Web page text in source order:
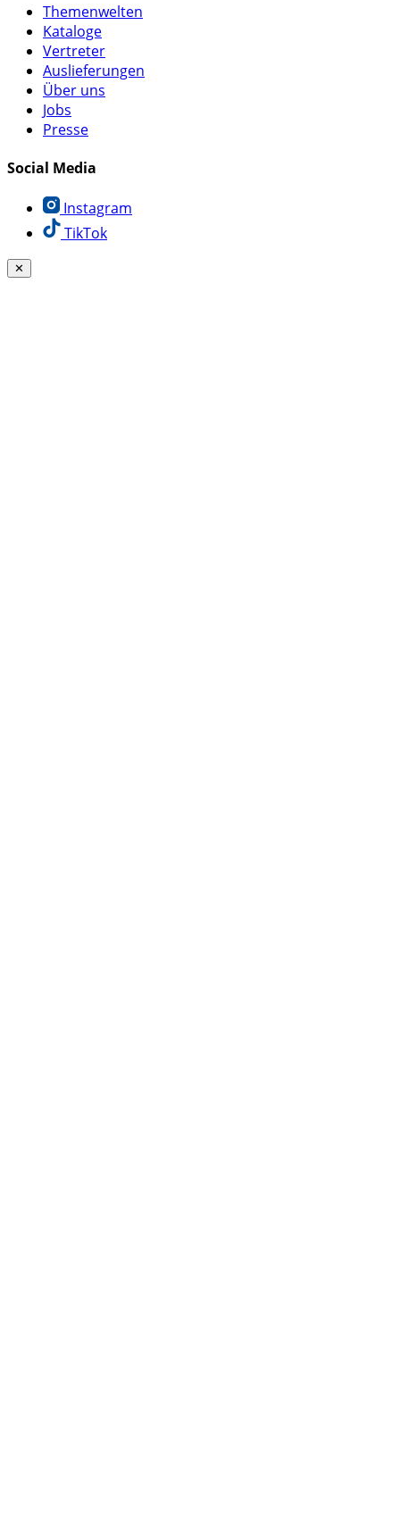
Themenwelten
Kataloge
Vertreter
Auslieferungen
Über uns
Jobs
Presse
Social Media
Instagram
TikTok
✕